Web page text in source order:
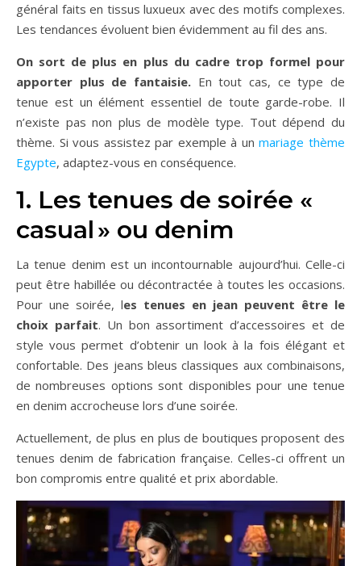
général faits en tissus luxueux avec des motifs complexes.
Les tendances évoluent bien évidemment au fil des ans.
On sort de plus en plus du cadre trop formel pour
apporter plus de fantaisie. En tout cas, ce type de
tenue est un élément essentiel de toute garde-robe. Il
n’existe pas non plus de modèle type. Tout dépend du
thème. Si vous assistez par exemple à unmariage thème
Egypte, adaptez-vous en conséquence.
1. Les tenues de soirée «
casual » ou denim
La tenue denim est un incontournable aujourd’hui. Celle-ci
peut être habillée ou décontractée à toutes les occasions.
Pour une soirée, les tenues en jean peuvent être le
choix parfait. Un bon assortiment d’accessoires et de
style vous permet d’obtenir un look à la fois élégant et
confortable. Des jeans bleus classiques aux combinaisons,
de nombreuses options sont disponibles pour une tenue
en denim accrocheuse lors d’une soirée.
Actuellement, de plus en plus de boutiques proposent des
tenues denim de fabrication française. Celles-ci offrent un
bon compromis entre qualité et prix abordable.